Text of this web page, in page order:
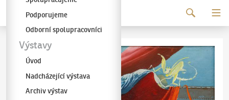
Galerie KODLPodporujeme
Odborní spolupracovníci
Výstavy
Úvod
Nadcházející výstava
Archiv výstav